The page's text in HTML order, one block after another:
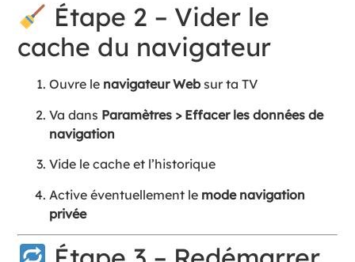
Étape 2 – Vider le
cache du navigateur
Ouvre le navigateur Web sur ta TV
Va dans Paramètres > Effacer les données de
navigation
Vide le cache et l’historique
Active éventuellement le mode navigation
privée